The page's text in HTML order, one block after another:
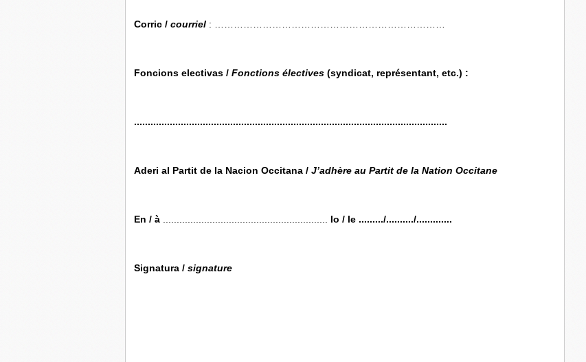
Corric / courriel : ………………………………………………………………
Foncions electivas / Fonctions électives (syndicat, représentant, etc.) :
..................................................................................................................
Aderi al Partit de la Nacion Occitana / J’adhère au Partit de la Nation Occitane
En / à ............................................................ lo / le ........./........../.............
Signatura / signature